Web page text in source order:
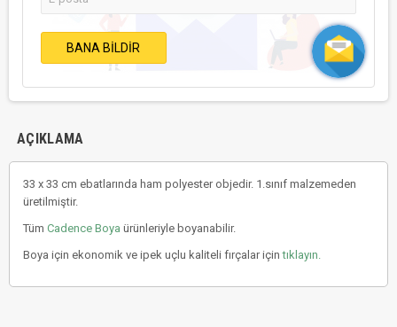
BANA BILDIR
AÇIKLAMA
33 x 33 cm ebatlarında ham polyester objedir. 1.sınıf malzemeden
üretilmiştir.
Tüm Cadence Boya ürünleriyle boyanabilir.
Boya için ekonomik ve ipek uçlu kaliteli fırçalar içintıklayın.